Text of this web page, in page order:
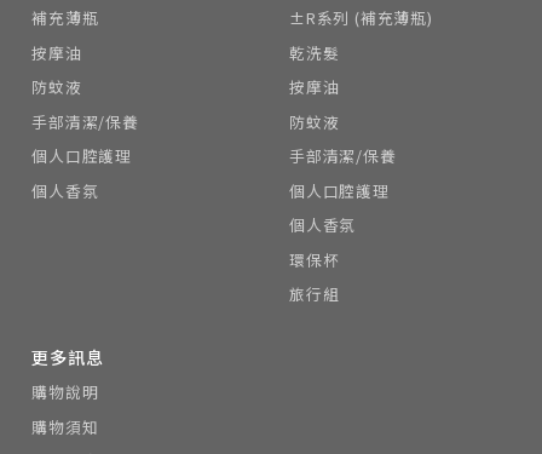
補充薄瓶
按摩油
防蚊液
手部清潔/保養
個人口腔護理
個人香氛
±R系列 (補充薄瓶)
乾洗髮
按摩油
防蚊液
手部清潔/保養
個人口腔護理
個人香氛
環保杯
旅行組
更多訊息
購物說明
購物須知